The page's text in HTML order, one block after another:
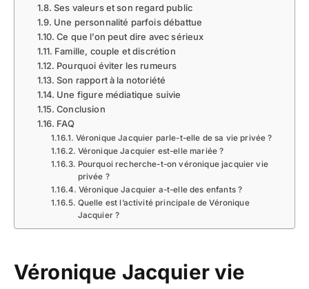
Ses valeurs et son regard public
Une personnalité parfois débattue
Ce que l’on peut dire avec sérieux
Famille, couple et discrétion
Pourquoi éviter les rumeurs
Son rapport à la notoriété
Une figure médiatique suivie
Conclusion
FAQ
Véronique Jacquier parle-t-elle de sa vie privée ?
Véronique Jacquier est-elle mariée ?
Pourquoi recherche-t-on véronique jacquier vie
privée ?
Véronique Jacquier a-t-elle des enfants ?
Quelle est l’activité principale de Véronique
Jacquier ?
Véronique Jacquier vie